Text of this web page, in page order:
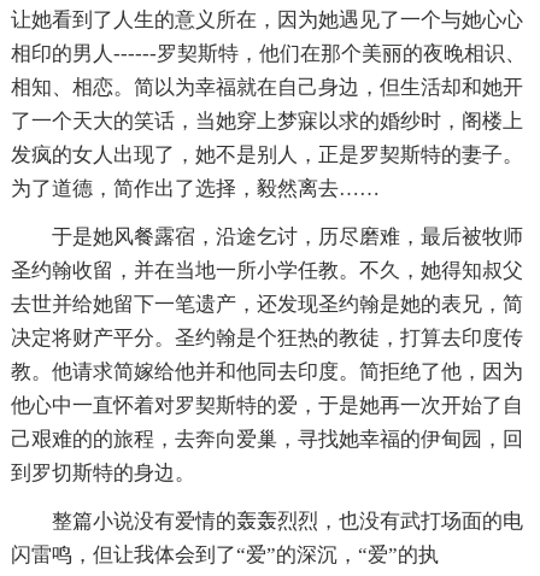
让她看到了人生的意义所在，因为她遇见了一个与她心心
相印的男人------罗契斯特，他们在那个美丽的夜晚相识、
相知、相恋。简以为幸福就在自己身边，但生活却和她开
了一个天大的笑话，当她穿上梦寐以求的婚纱时，阁楼上
发疯的女人出现了，她不是别人，正是罗契斯特的妻子。
为了道德，简作出了选择，毅然离去……
于是她风餐露宿，沿途乞讨，历尽磨难，最后被牧师
圣约翰收留，并在当地一所小学任教。不久，她得知叔父
去世并给她留下一笔遗产，还发现圣约翰是她的表兄，简
决定将财产平分。圣约翰是个狂热的教徒，打算去印度传
教。他请求简嫁给他并和他同去印度。简拒绝了他，因为
他心中一直怀着对罗契斯特的爱，于是她再一次开始了自
己艰难的的旅程，去奔向爱巢，寻找她幸福的伊甸园，回
到罗切斯特的身边。
整篇小说没有爱情的轰轰烈烈，也没有武打场面的电
闪雷鸣，但让我体会到了“爱”的深沉，“爱”的执